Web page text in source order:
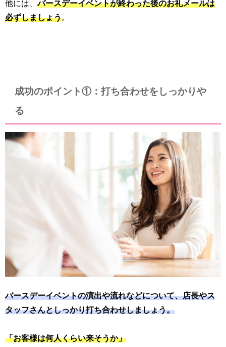
他には、バースデーイベントが終わった後のお礼メールは
必ずしましょう。
成功のポイント①：打ち合わせをしっかりや
る
バースデーイベントの演出や流れなどについて、店長やス
タッフさんとしっかり打ち合わせしましょう。
「お客様は何人くらい来そうか」